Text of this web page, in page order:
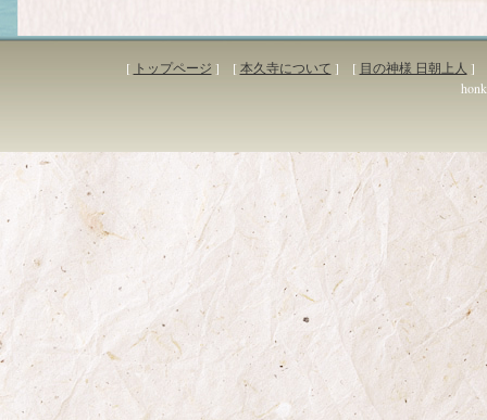
[ トップページ ] [ 本久寺について ] [ 目の神様 日朝上人 ]